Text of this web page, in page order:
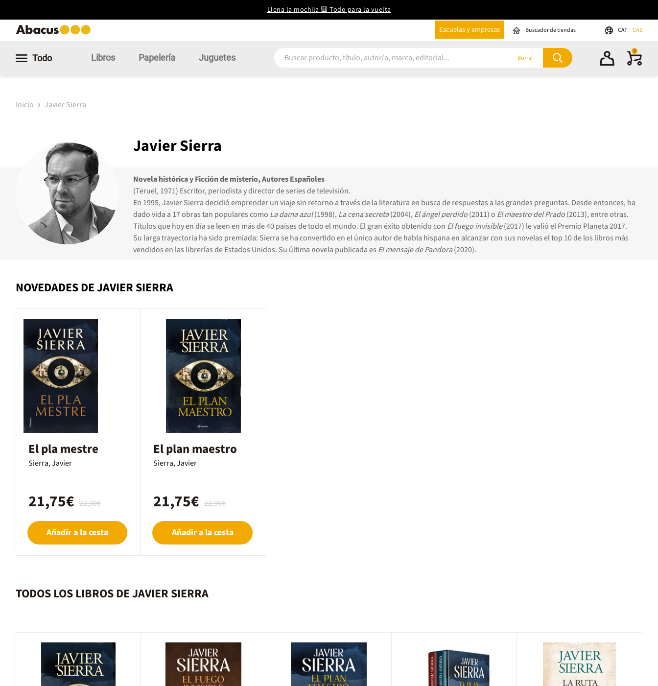
Llena la mochila 🎒 Todo para la vuelta
Escuelas y empresas Buscador de tiendas CAT CAS
Todo Libros Papelería Juguetes Borrar
0
Inicio Javier Sierra
Javier Sierra
Novela histórica y Ficción de misterio, Autores Españoles
(Teruel, 1971) Escritor, periodista y director de series de televisión.
En 1995, Javier Sierra decidió emprender un viaje sin retorno a través de la literatura en busca de respuestas a las grandes preguntas. Desde entonces, ha
dado vida a 17 obras tan populares como La dama azul(1998), La cena secreta(2004), El ángel perdido(2011) o El maestro del Prado(2013), entre otras.
Títulos que hoy en día se leen en más de 40 países de todo el mundo. El gran éxito obtenido con El fuego invisible(2017) le valió el Premio Planeta 2017.
Su larga trayectoria ha sido premiada: Sierra se ha convertido en el único autor de habla hispana en alcanzar con sus novelas el top 10 de los libros más
vendidos en las librerías de Estados Unidos. Su última novela publicada es El mensaje de Pandora(2020).
NOVEDADES DE JAVIER SIERRA
El pla mestre
Sierra, Javier
22,90€
21,75€
Añadir a la cesta
El plan maestro
Sierra, Javier
22,90€
21,75€
Añadir a la cesta
TODOS LOS LIBROS DE JAVIER SIERRA